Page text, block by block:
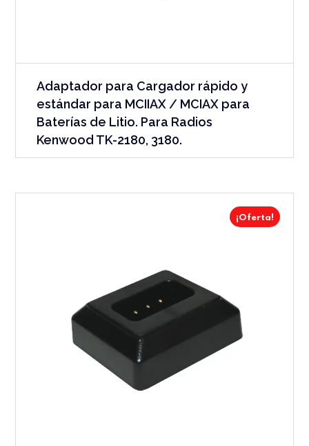
Adaptador para Cargador rápido y
estándar para MCIIAX / MCIAX para
Baterías de Litio. Para Radios
Kenwood TK-2180, 3180.
¡Oferta!